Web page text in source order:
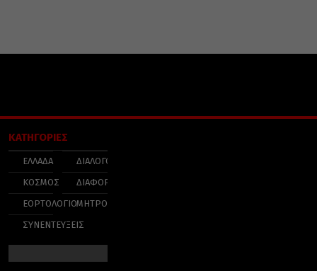
ΚΑΤΗΓΟΡΙΕΣ
ΕΛΛΑΔΑ
ΚΟΣΜΟΣ
ΕΟΡΤΟΛΟΓΙΟ
ΣΥΝΕΝΤΕΥΞΕΙΣ
ΔΙΑΛΟΓΟΣ
ΔΙΑΦΟΡΑ
ΜΗΤΡΟΠΟΛΕΙΣ